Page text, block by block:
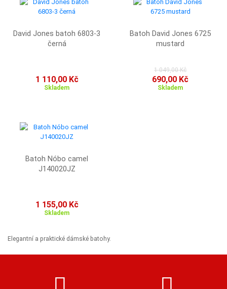
David Jones batoh 6803-3
černá
1 110,00 Kč
Skladem
Batoh David Jones 6725
mustard
1 049,00 Kč
690,00 Kč
Skladem
Batoh Nóbo camel
J140020JZ
1 155,00 Kč
Skladem
Elegantní a praktické dámské batohy.